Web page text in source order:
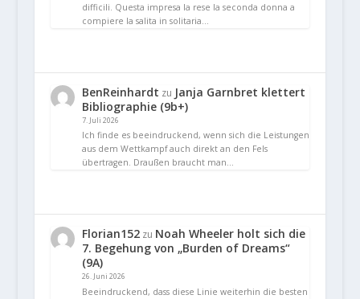
difficili. Questa impresa la rese la seconda donna a
compiere la salita in solitaria…
BenReinhardt zu Janja Garnbret klettert
Bibliographie (9b+)
7. Juli 2026
Ich finde es beeindruckend, wenn sich die Leistungen
aus dem Wettkampf auch direkt an den Fels
übertragen. Draußen braucht man…
Florian152zu Noah Wheeler holt sich die
7. Begehung von „Burden of Dreams“
(9A)
26. Juni 2026
Beeindruckend, dass diese Linie weiterhin die besten